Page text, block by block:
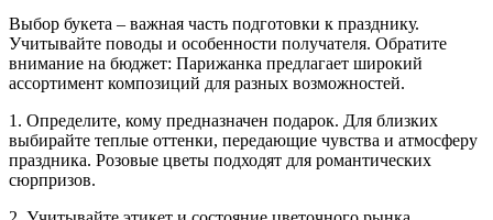
Выбор букета – важная часть подготовки к празднику.
Учитывайте поводы и особенности получателя. Обратите
внимание на бюджет: Парижанка предлагает широкий
ассортимент композиций для разных возможностей.
1. Определите, кому предназначен подарок. Для близких
выбирайте теплые оттенки, передающие чувства и атмосферу
праздника. Розовые цветы подходят для романтических
сюрпризов.